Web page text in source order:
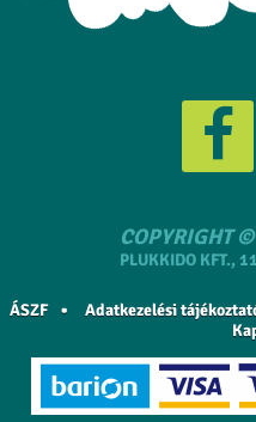
COPYRIGHT
PLUKKIDO KFT.,
ÁSZF Adatkezelési